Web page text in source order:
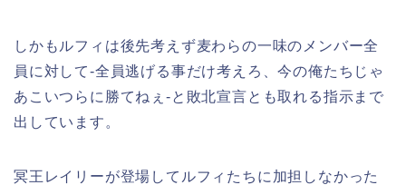
しかもルフィは後先考えず麦わらの一味のメンバー全
員に対して-全員逃げる事だけ考えろ、今の俺たちじゃ
あこいつらに勝てねぇ-と敗北宣言とも取れる指示まで
出しています。
冥王レイリーが登場してルフィたちに加担しなかった